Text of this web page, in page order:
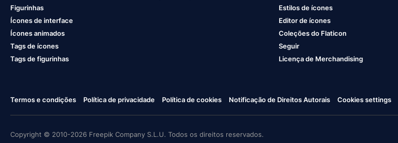
Figurinhas
Ícones de interface
Ícones animados
Tags de ícones
Tags de figurinhas
Estilos de ícones
Editor de ícones
Coleções do Flaticon
Seguir
Licença de Merchandising
Termos e condições Política de privacidade Política de cookies Notificação de Direitos Autorais Cookies settings
Copyright © 2010-2026 Freepik Company S.L.U. Todos os direitos reservados.